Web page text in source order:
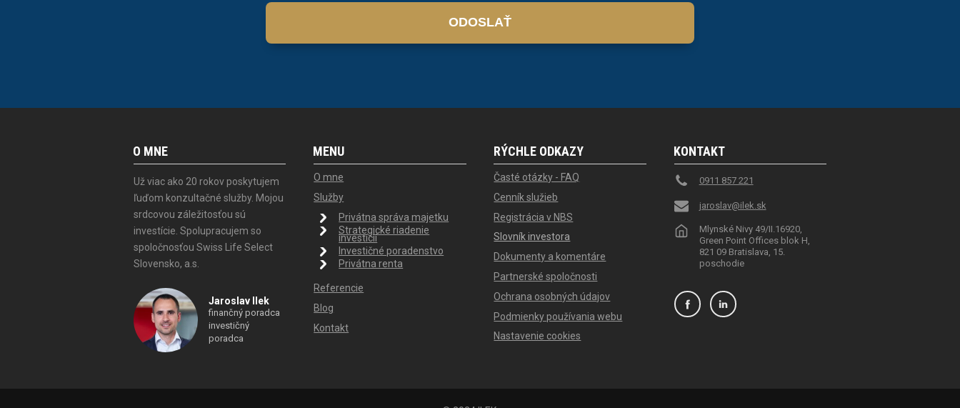
ODOSLAŤ
O MNE
Už viac ako 20 rokov poskytujem
ľuďom konzultačné služby. Mojou
srdcovou záležitosťou sú
investície. Spolupracujem so
spoločnosťou Swiss Life Select
Slovensko, a.s.
Jaroslav Ilek
finančný poradca
investičný
poradca
MENU
O mne
Služby
Privátna správa majetku
Strategické riadenie
investícií
Investičné poradenstvo
Privátna renta
Referencie
Blog
Kontakt
RÝCHLE ODKAZY
Časté otázky - FAQ
Cenník služieb
Registrácia v NBS
Slovník investora
Dokumenty a komentáre
Partnerské spoločnosti
Ochrana osobných údajov
Podmienky používania webu
Nastavenie cookies
KONTAKT
0911 857 221
jaroslav@ilek.sk
Mlynské Nivy 49/II.16920,
Green Point Offices blok H,
821 09 Bratislava, 15.
poschodie